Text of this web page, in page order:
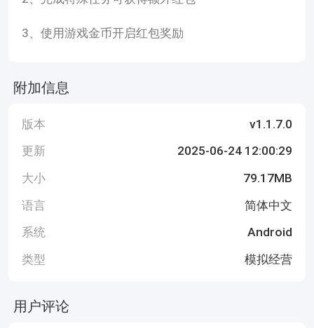
3、使用游戏金币开启红包奖励
附加信息
版本
v1.1.7.0
更新
2025-06-24 12:00:29
大小
79.17MB
语言
简体中文
系统
Android
类型
模拟经营
用户评论